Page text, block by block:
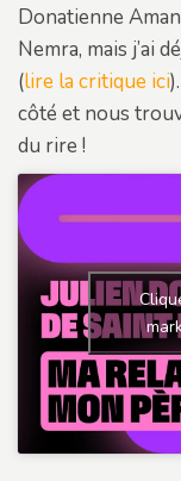
Donatienne
Nemra, mais j’ai
(lire la critique ici
côté et nous
du rire !